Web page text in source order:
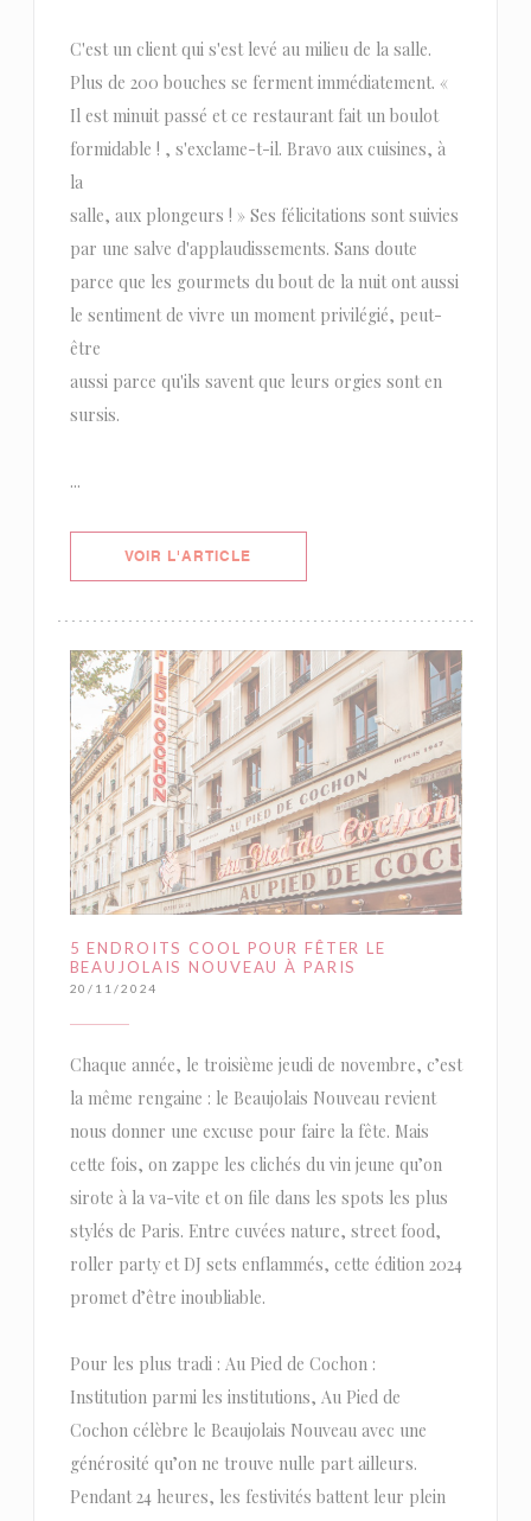
C'est un client qui s'est levé au milieu de la salle.
Plus de 200 bouches se ferment immédiatement. «
Il est minuit passé et ce restaurant fait un boulot
formidable ! , s'exclame-t-il. Bravo aux cuisines, à
la
salle, aux plongeurs ! » Ses félicitations sont suivies
par une salve d'applaudissements. Sans doute
parce que les gourmets du bout de la nuit ont aussi
le sentiment de vivre un moment privilégié, peut-
être
aussi parce qu'ils savent que leurs orgies sont en
sursis.
...
VOIR L'ARTICLE
5 ENDROITS COOL POUR FÊTER LE
BEAUJOLAIS NOUVEAU À PARIS
20/11/2024
Chaque année, le troisième jeudi de novembre, c’est
la même rengaine : le Beaujolais Nouveau revient
nous donner une excuse pour faire la fête. Mais
cette fois, on zappe les clichés du vin jeune qu’on
sirote à la va-vite et on file dans les spots les plus
stylés de Paris. Entre cuvées nature, street food,
roller party et DJ sets enflammés, cette édition 2024
promet d’être inoubliable.
Pour les plus tradi : Au Pied de Cochon :
Institution parmi les institutions, Au Pied de
Cochon célèbre le Beaujolais Nouveau avec une
générosité qu’on ne trouve nulle part ailleurs.
Pendant 24 heures, les festivités battent leur plein